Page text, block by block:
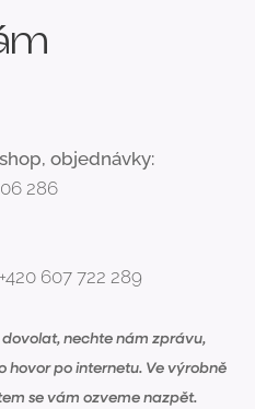
objednávky:
286
607 722 289
nechte nám zprávu,
po internetu. Ve výrobně
se vám ozveme nazpět.